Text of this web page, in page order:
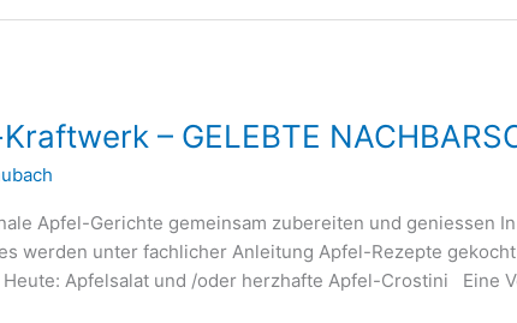
– GELEBTE
Apfel-Gerichte gemeinsam zubereiten und geniessen
werden unter fachlicher Anleitung Apfel-Rezepte
Apfelsalat und /oder herzhafte Apfel-Crostini Eine